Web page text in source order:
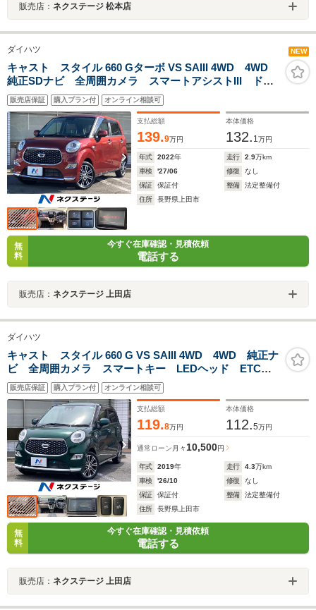
販売店： ネクステージ 松本店
ダイハツ NEW
キャスト スタイル 660 Gターボ VS SAIII 4WD 4WD
純正SDナビ 全周囲カメラ スマートアシストIII ドラ
レコ スマートキー LEDヘッド 純正15インチアル
ミ オートハイビーム オートライト オートエアコ
ン Bluetooth CD
販売店保証 購入プラン付 オンライン相談可
支払総額
139.9万円
本体価格
132. 1 万円
年式 2022年 走行 2.9万km
車検
'27/06 修復
なし
保証
保証付 整備
法定整備付
住所
長野県上田市
無
料
今すぐ在庫確認・見積依頼
電話する
販売店： ネクステージ 上田店
ダイハツ
キャスト スタイル 660 G VS SAIII 4WD 4WD 純正ナ
ビ 全周囲カメラ スマートキー LEDヘッド ETC
純正15インチアルミ オートエアコン Bluetooth
CD DVD再生
販売店保証 購入プラン付 オンライン相談可
支払総額
119.8万円
本体価格
112.5万円
通常ローン 月々 10,500円
年式 2019年 走行 4.3万km
車検
'26/10 修復
なし
保証
保証付 整備
法定整備付
住所
長野県上田市
無
料
今すぐ在庫確認・見積依頼
電話する
販売店： ネクステージ 上田店